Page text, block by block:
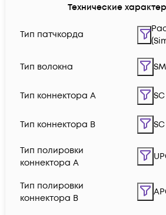
Технические
Тип патчкорда
Тип волокна
Тип коннектора A SC
Тип коннектора B SC
Тип полировки
коннектора A
Тип полировки
коннектора B